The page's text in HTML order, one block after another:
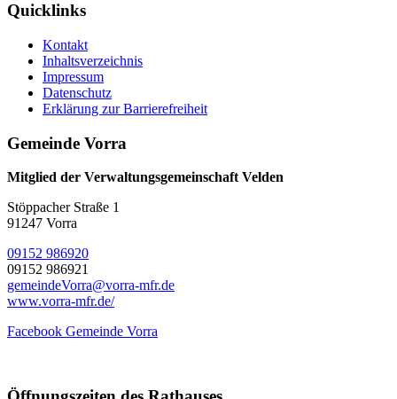
Quicklinks
Kontakt
Inhaltsverzeichnis
Impressum
Datenschutz
Erklärung zur Barrierefreiheit
Gemeinde Vorra
Mitglied der Verwaltungsgemeinschaft Velden
Stöppacher Straße 1
91247 Vorra
09152 986920
09152 986921
gemeindeVorra@vorra-mfr.de
www.vorra-mfr.de/
Facebook Gemeinde Vorra